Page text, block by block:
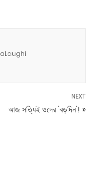
NEXT
আজ সত্যিই ওদের 'বড়দিন'! »